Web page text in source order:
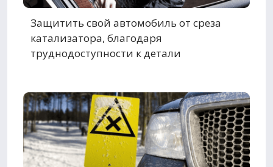
Защитить свой автомобиль от среза
катализатора, благодаря
труднодоступности к детали